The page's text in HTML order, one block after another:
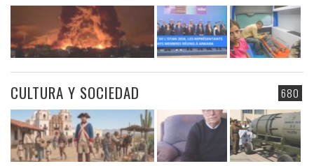
680
CULTURA Y SOCIEDAD